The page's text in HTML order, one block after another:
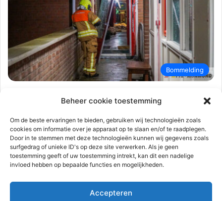
Beheer cookie toestemming
Om de beste ervaringen te bieden, gebruiken wij technologieën zoals
cookies om informatie over je apparaat op te slaan en/of te raadplegen.
Door in te stemmen met deze technologieën kunnen wij gegevens zoals
surfgedrag of unieke ID's op deze site verwerken. Als je geen
toestemming geeft of uw toestemming intrekt, kan dit een nadelige
invloed hebben op bepaalde functies en mogelijkheden.
Accepteren
Bommelding
Grote schade en 18 woningen ontruimd
na aanslag met explosief, Grip 1 | Robert
Schumanring Vlaardingen
Vlaardingen – Op de Robert Schumanring heeft in de nacht van
vrijdag op zaterdag 21 december een explosie